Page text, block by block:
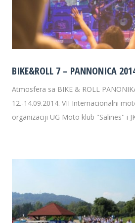
BIKE&ROLL 7 – PANNONICA
Atmosfera sa BIKE & ROLL
12.-14.09.2014. VII Internacionalni
organizaciji UG Moto klub ''Salines'' i